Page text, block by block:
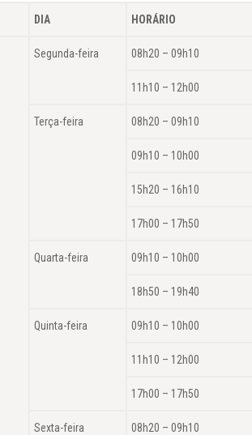
DIA HORÁRIO
Segunda-feira 08h20 – 09h10
11h10 – 12h00
Terça-feira 08h20 – 09h10
09h10 – 10h00
15h20 – 16h10
17h00 – 17h50
Quarta-feira 09h10 – 10h00
18h50 – 19h40
Quinta-feira 09h10 – 10h00
11h10 – 12h00
17h00 – 17h50
Sexta-feira 08h20 – 09h10